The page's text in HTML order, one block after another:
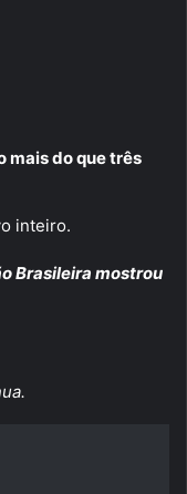
mais do que três
inteiro.
Brasileira mostrou